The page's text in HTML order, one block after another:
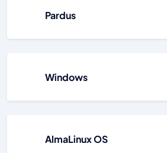
Pardus
Windows
AlmaLinux OS